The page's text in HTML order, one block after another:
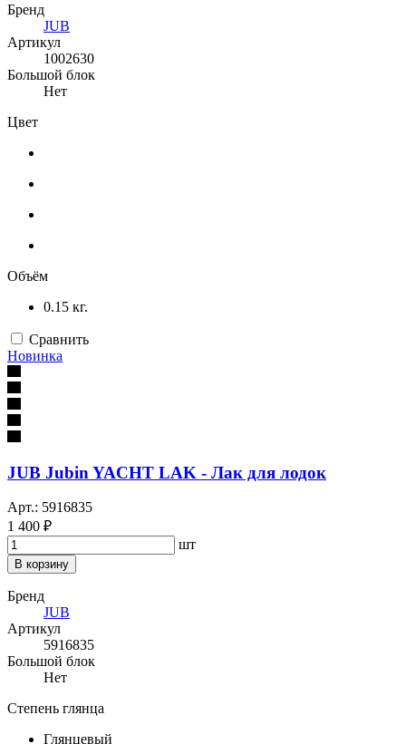
Бренд
JUB
Артикул
1002630
Большой блок
Нет
Цвет
Объём
0.15 кг.
Сравнить
Новинка
JUB Jubin YACHT LAK - Лак для лодок
Арт.: 5916835
1 400 ₽
шт
В корзину
Бренд
JUB
Артикул
5916835
Большой блок
Нет
Степень глянца
Глянцевый